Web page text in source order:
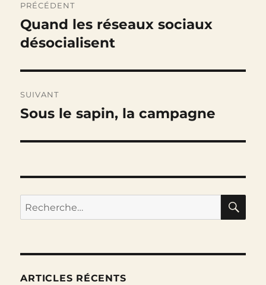
de
l’article
PRÉCÉDENT
Publication
précédente :
Quand les réseaux sociaux
désocialisent
SUIVANT
Publication
Sous le sapin, la campagne
Recherche
pour :
ARTICLES RÉCENTS